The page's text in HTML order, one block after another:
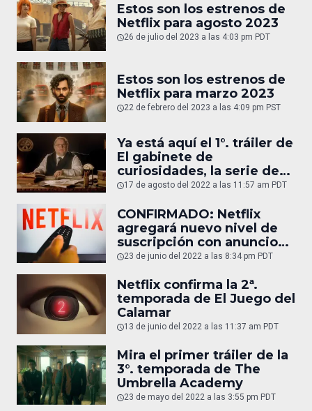
Estos son los estrenos de
Netflix para agosto 2023
26 de julio del 2023 a las 4:03 pm PDT
Estos son los estrenos de
Netflix para marzo 2023
22 de febrero del 2023 a las 4:09 pm PST
Ya está aquí el 1°. tráiler de
El gabinete de
curiosidades, la serie de
Guillermo del Toro
17 de agosto del 2022 a las 11:57 am PDT
CONFIRMADO: Netflix
agregará nuevo nivel de
suscripción con anuncios
y más barato
23 de junio del 2022 a las 8:34 pm PDT
Netflix confirma la 2ª.
temporada de El Juego del
Calamar
13 de junio del 2022 a las 11:37 am PDT
Mira el primer tráiler de la
3°. temporada de The
Umbrella Academy
23 de mayo del 2022 a las 3:55 pm PDT